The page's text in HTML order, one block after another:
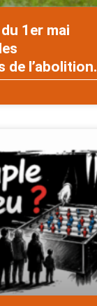
1er mai
de l’abolition.